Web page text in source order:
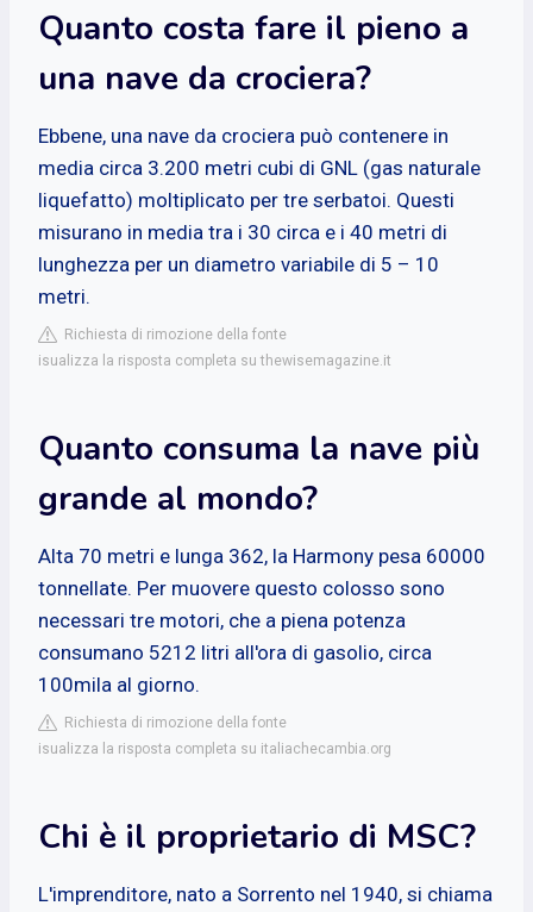
Quanto costa fare il pieno a
una nave da crociera?
Ebbene, una nave da crociera può contenere in
media circa 3.200 metri cubi di GNL (gas naturale
liquefatto) moltiplicato per tre serbatoi. Questi
misurano in media tra i 30 circa e i 40 metri di
lunghezza per un diametro variabile di 5 – 10
metri.
Richiesta di rimozione della fonte
isualizza la risposta completa su thewisemagazine.it
Quanto consuma la nave più
grande al mondo?
Alta 70 metri e lunga 362, la Harmony pesa 60000
tonnellate. Per muovere questo colosso sono
necessari tre motori, che a piena potenza
consumano 5212 litri all'ora di gasolio, circa
100mila al giorno.
Richiesta di rimozione della fonte
isualizza la risposta completa su italiachecambia.org
Chi è il proprietario di MSC?
L'imprenditore, nato a Sorrento nel 1940, si chiama